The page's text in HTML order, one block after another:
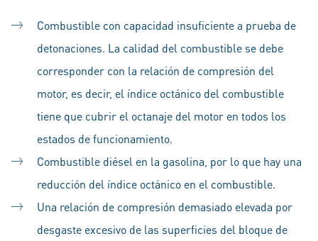
Combustible con capacidad insuficiente a prueba de
detonaciones. La calidad del combustible se debe
corresponder con la relación de compresión del
motor, es decir, el índice octánico del combustible
tiene que cubrir el octanaje del motor en todos los
estados de funcionamiento.
Combustible diésel en la gasolina, por lo que hay una
reducción del índice octánico en el combustible.
Una relación de compresión demasiado elevada por
desgaste excesivo de las superficies del bloque de